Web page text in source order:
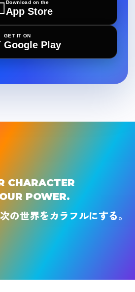
Download on the
App Store
GET IT ON
Google Play
CHARACTER
POWER.
の世界をカラフルにする。